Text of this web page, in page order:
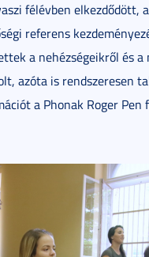
félévben elkezdődött,
referens
a nehézségeikről és
azóta is rendszeresen
a Phonak Roger